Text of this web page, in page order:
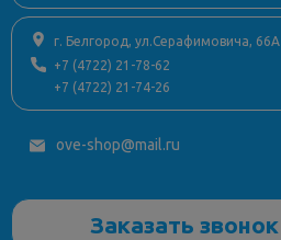
Описание состояния
Установка раковины
г. Белгород, ул.Серафимовича, 66А
+7 (4722) 21-78-62
+7 (4722) 21-74-26
ove-shop@mail.ru
Заказать звонок